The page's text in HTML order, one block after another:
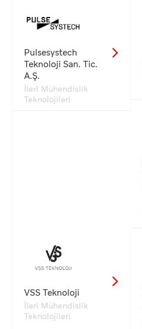
Pulsesystech
Teknoloji San. Tic.
A.Ş.
İleri Mühendislik
Teknolojileri
VSS Teknoloji
İleri Mühendislik
Teknolojileri